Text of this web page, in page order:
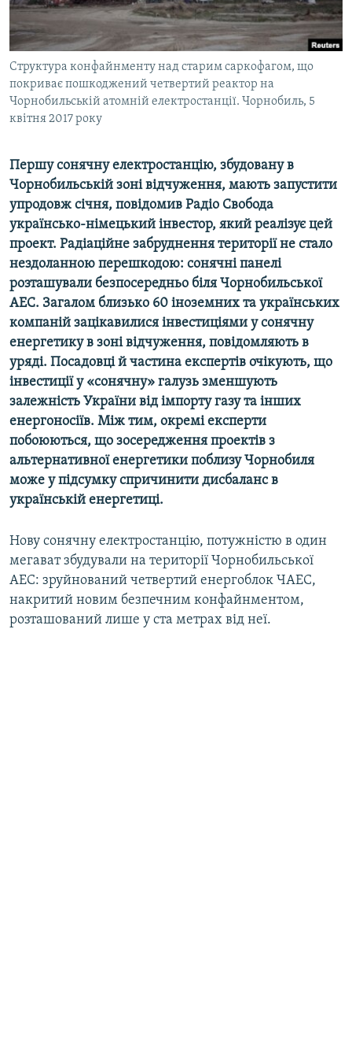
ВІДЕОУРОКИ «ELIFBE»
СВІДЧЕННЯ ОКУПАЦІЇ
УКРАЇНСЬКА ПРОБЛЕМА КРИМУ
ІНФОГРАФІКА
Русский
Qırımtatar
ДОЛУЧАЙСЯ!
Усі сайти RFE/RL
Cтруктура конфайнменту над старим саркофагом, що
покриває пошкоджений четвертий реактор на
Чорнобильській атомній електростанції. Чорнобиль, 5
квітня 2017 року
Першу сонячну електростанцію, збудовану в
Чорнобильській зоні відчуження, мають запустити
упродовж січня, повідомив Радіо Свобода
українсько-німецький інвестор, який реалізує цей
проект. Радіаційне забруднення території не стало
нездоланною перешкодою: сонячні панелі
розташували безпосередньо біля Чорнобильської
АЕС. Загалом близько 60 іноземних та українських
компаній зацікавилися інвестиціями у сонячну
енергетику в зоні відчуження, повідомляють в
уряді. Посадовці й частина експертів очікують, що
інвестиції у «сонячну» галузь зменшують
залежність України від імпорту газу та інших
енергоносіїв. Між тим, окремі експерти
побоюються, що зосередження проектів з
альтернативної енергетики поблизу Чорнобиля
може у підсумку спричинити дисбаланс в
українській енергетиці.
Нову сонячну електростанцію, потужністю в один
мегават збудували на території Чорнобильської
АЕС: зруйнований четвертий енергоблок ЧАЕС,
накритий новим безпечним конфайнментом,
розташований лише у ста метрах від неї.